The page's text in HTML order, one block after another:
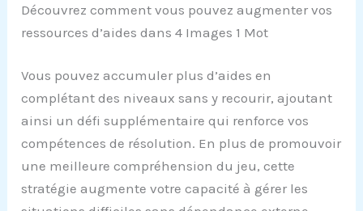
Découvrez comment vous pouvez augmenter vos
ressources d’aides dans 4 Images 1 Mot
Vous pouvez accumuler plus d’aides en
complétant des niveaux sans y recourir, ajoutant
ainsi un défi supplémentaire qui renforce vos
compétences de résolution. En plus de promouvoir
une meilleure compréhension du jeu, cette
stratégie augmente votre capacité à gérer les